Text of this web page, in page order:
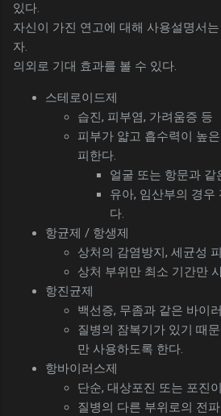
있다.
자신이 가진 연고에 대해 사용설명서
자.
의외로 기대 효과를 볼 수 있다.
스테로이드제
습진, 피부염, 가려움증 등
피부가 얇고 흡수력이 높
피한다.
얼굴 또는 항문과 같
유아, 임산부의 경
다.
항균제 / 항생제
상처의 감염방지, 세균성
상처 부위만 최소 기간만
항진균제
백선증, 무좀과 같은 바이
질병의 잠복기가 있기 때
만 사용하도록 한다.
항바이러스제
단순, 대상포진 또는 포진
질병의 다른 부위로의 전